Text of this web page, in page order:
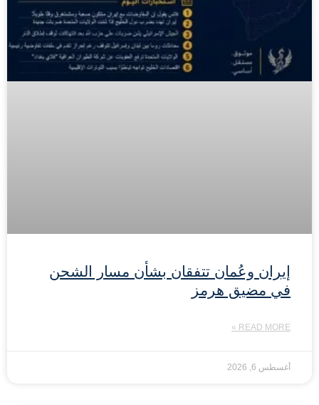
إيران وعُمان تتفقان بشأن مسار الشحن
في مضيق هرمز
READ MORE »
أغسطس 6, 2026